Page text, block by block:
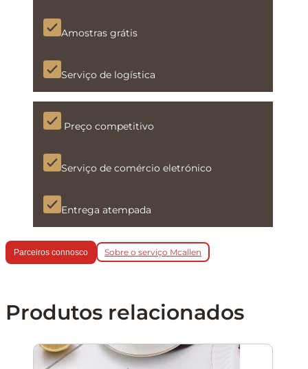
Amostras grátis
Serviço de logística
Preço competitivo
Serviço de comércio eletrónico
Entrega atempada
Parceiros connosco Sobre o serviço Mcallen
Produtos relacionados